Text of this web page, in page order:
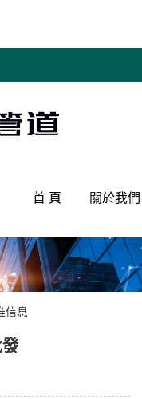
首 頁 關於我們
研發體係
資質榮譽
信息